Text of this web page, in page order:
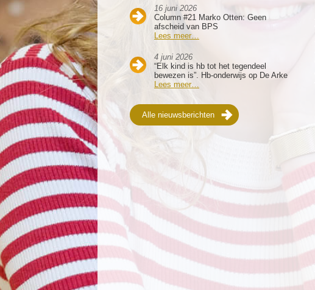
16 juni 2026
Column #21 Marko Otten: Geen
afscheid van BPS
Lees meer…
4 juni 2026
“Elk kind is hb tot het tegendeel
bewezen is”. Hb-onderwijs op De Arke
Lees meer…
Alle nieuwsberichten